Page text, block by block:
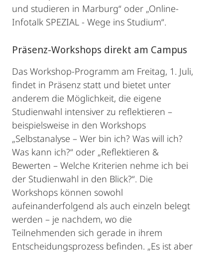
und studieren in Marburg“ oder „Online-
Infotalk SPEZIAL - Wege ins Studium“.
Präsenz-Workshops direkt am Campus
Das Workshop-Programm am Freitag, 1. Juli,
findet in Präsenz statt und bietet unter
anderem die Möglichkeit, die eigene
Studienwahl intensiver zu reflektieren –
beispielsweise in den Workshops
„Selbstanalyse – Wer bin ich? Was will ich?
Was kann ich?“ oder „Reflektieren &
Bewerten – Welche Kriterien nehme ich bei
der Studienwahl in den Blick?“. Die
Workshops können sowohl
aufeinanderfolgend als auch einzeln belegt
werden – je nachdem, wo die
Teilnehmenden sich gerade in ihrem
Entscheidungsprozess befinden. „Es ist aber